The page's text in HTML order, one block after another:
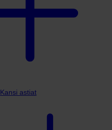
Kansi astiat